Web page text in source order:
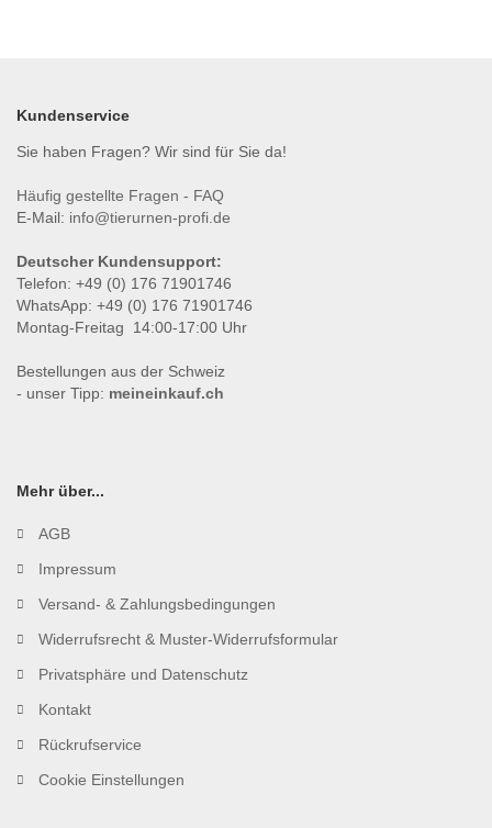
Kundenservice
Sie haben Fragen? Wir sind für Sie da!
Häufig gestellte Fragen - FAQ
E-Mail: info@tierurnen-profi.de
Deutscher Kundensupport:
Telefon: +49 (0) 176 71901746
WhatsApp: +49 (0) 176 71901746
Montag-Freitag 14:00-17:00 Uhr
Bestellungen aus der Schweiz
- unser Tipp: meineinkauf.ch
Mehr über...
AGB
Impressum
Versand- & Zahlungsbedingungen
Widerrufsrecht & Muster-Widerrufsformular
Privatsphäre und Datenschutz
Kontakt
Rückrufservice
Cookie Einstellungen